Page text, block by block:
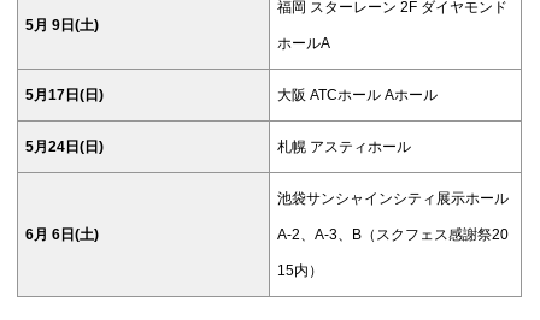
5月 9日(土)
福岡 スターレーン 2F ダイヤモンド
ホールA
5月17日(日) 大阪 ATCホール Aホール
5月24日(日) 札幌 アスティホール
6月 6日(土)
池袋サンシャインシティ展示ホール
A-2、A-3、B（スクフェス感謝祭20
15内）